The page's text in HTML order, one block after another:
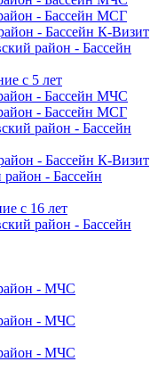
- Бассейн МСГ
- Бассейн К-Визит
район - Бассейн
с 5 лет
- Бассейн МЧС
- Бассейн МСГ
район - Бассейн
- Бассейн К-Визит
- Бассейн
с 16 лет
район - Бассейн
- МЧС
- МЧС
- МЧС